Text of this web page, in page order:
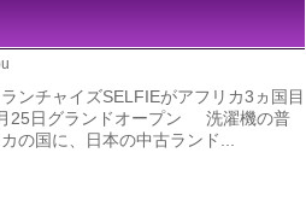
ンチャイズSELFIEがアフリカ3ヵ国目
25日グランドオープン 洗濯機の普
の国に、日本の中古ランド...